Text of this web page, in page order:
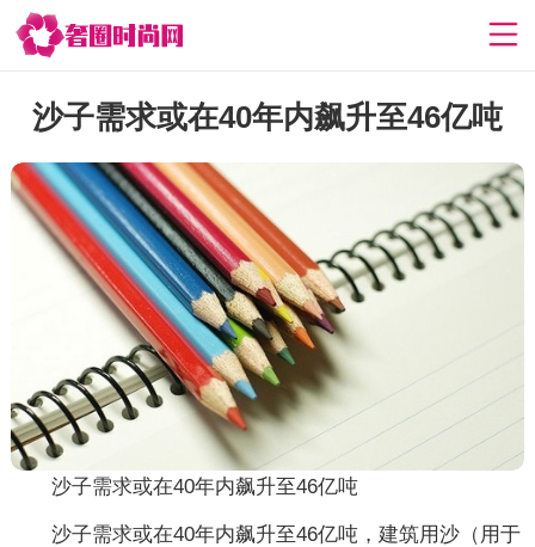
沙子需求或在40年内飙升至46亿吨
沙子需求或在40年内飙升至46亿吨
沙子需求或在40年内飙升至46亿吨，建筑用沙（用于